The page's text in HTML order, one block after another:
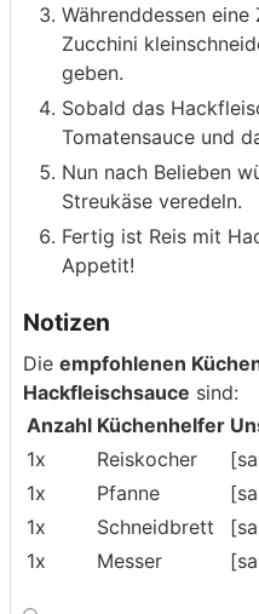
Währenddessen
Zucchini
geben.
Sobald das
Tomatensauce und
Nun nach Belieben
Streukäse veredeln.
Fertig ist Reis mit
Appetit!
Notizen
Die empfohlenen
Hackfleischsauce sind:
Anzahl Küchenhelfer
1x
Reiskocher
1x
Pfanne
1x
Schneidbrett
1x
Messer